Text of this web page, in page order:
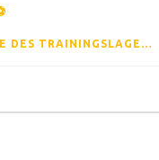
⚽️🔥 ENDE DES TRAININGSLAGERS: UNION BERLIN STARTET IN DIE NEUE SAISON 🔥⚽️